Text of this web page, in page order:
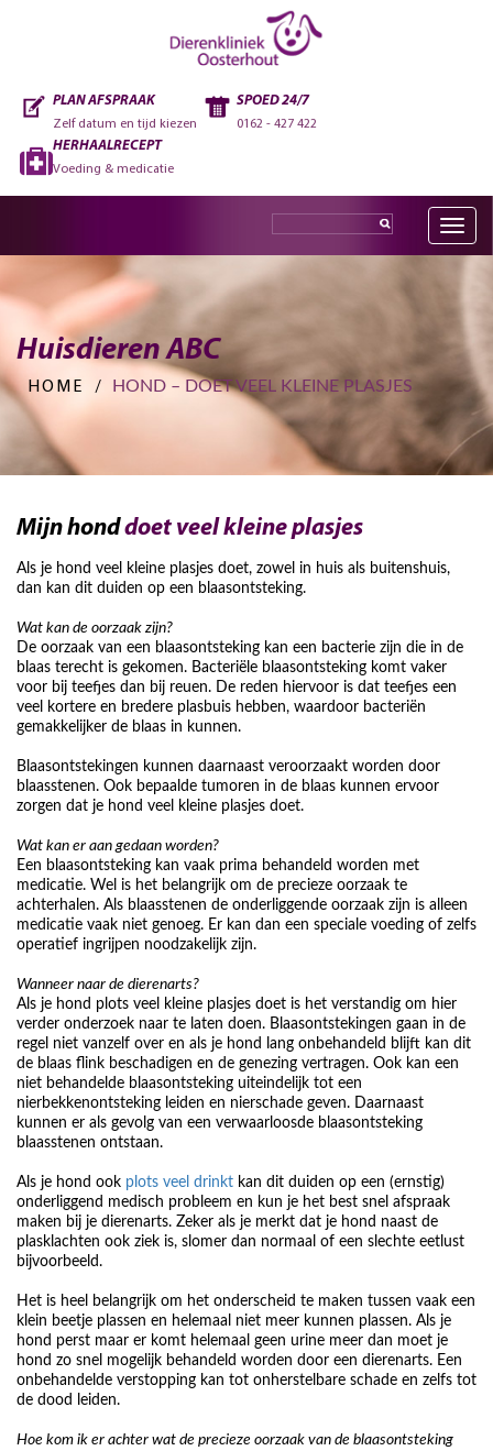
PLAN AFSPRAAK
Zelf datum en tijd kiezen
SPOED 24/7
0162 - 427 422
HERHAALRECEPT
Voeding & medicatie
Toggle
Huisdieren ABC
HOME / HOND – DOET VEEL KLEINE PLASJES
Mijn honddoet veel kleine plasjes
Als je hond veel kleine plasjes doet, zowel in huis als buitenshuis,
dan kan dit duiden op een blaasontsteking.
Wat kan de oorzaak zijn?
De oorzaak van een blaasontsteking kan een bacterie zijn die in de
blaas terecht is gekomen. Bacteriële blaasontsteking komt vaker
voor bij teefjes dan bij reuen. De reden hiervoor is dat teefjes een
veel kortere en bredere plasbuis hebben, waardoor bacteriën
gemakkelijker de blaas in kunnen.
Blaasontstekingen kunnen daarnaast veroorzaakt worden door
blaasstenen. Ook bepaalde tumoren in de blaas kunnen ervoor
zorgen dat je hond veel kleine plasjes doet.
Wat kan er aan gedaan worden?
Een blaasontsteking kan vaak prima behandeld worden met
medicatie. Wel is het belangrijk om de precieze oorzaak te
achterhalen. Als blaasstenen de onderliggende oorzaak zijn is alleen
medicatie vaak niet genoeg. Er kan dan een speciale voeding of zelfs
operatief ingrijpen noodzakelijk zijn.
Wanneer naar de dierenarts?
Als je hond plots veel kleine plasjes doet is het verstandig om hier
verder onderzoek naar te laten doen. Blaasontstekingen gaan in de
regel niet vanzelf over en als je hond lang onbehandeld blijft kan dit
de blaas flink beschadigen en de genezing vertragen. Ook kan een
niet behandelde blaasontsteking uiteindelijk tot een
nierbekkenontsteking leiden en nierschade geven. Daarnaast
kunnen er als gevolg van een verwaarloosde blaasontsteking
blaasstenen ontstaan.
Als je hond ook plots veel drinkt kan dit duiden op een (ernstig)
onderliggend medisch probleem en kun je het best snel afspraak
maken bij je dierenarts. Zeker als je merkt dat je hond naast de
plasklachten ook ziek is, slomer dan normaal of een slechte eetlust
bijvoorbeeld.
Het is heel belangrijk om het onderscheid te maken tussen vaak een
klein beetje plassen en helemaal niet meer kunnen plassen. Als je
hond perst maar er komt helemaal geen urine meer dan moet je
hond zo snel mogelijk behandeld worden door een dierenarts. Een
onbehandelde verstopping kan tot onherstelbare schade en zelfs tot
de dood leiden.
Hoe kom ik er achter wat de precieze oorzaak van de blaasontsteking